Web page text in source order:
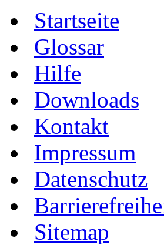
Startseite
Glossar
Hilfe
Downloads
Kontakt
Impressum
Datenschutz
Sitemap